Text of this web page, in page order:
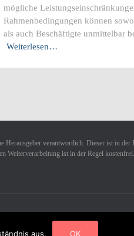
mögliche
Rahmenbedingungen können
als auch Beschäftigte unmittelbar
Weiterlesen…
Herausgeber verantwortlich. Dieser ist in der
Weiterverarbeitung ist in der Regel
Hestia |
aus. OK